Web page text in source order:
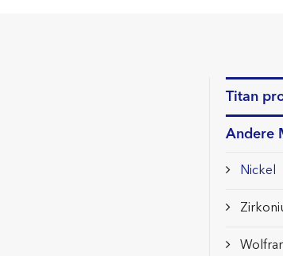
Titan
Andere
Nickel